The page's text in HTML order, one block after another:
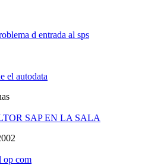
d entrada al sps
el autodata
SAP EN LA SALA
op com